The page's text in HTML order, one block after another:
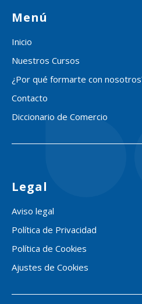
Menú
Inicio
Nuestros Cursos
¿Por qué formarte con
Contacto
Diccionario de Comercio
Legal
Aviso legal
Política de Privacidad
Política de Cookies
Ajustes de Cookies